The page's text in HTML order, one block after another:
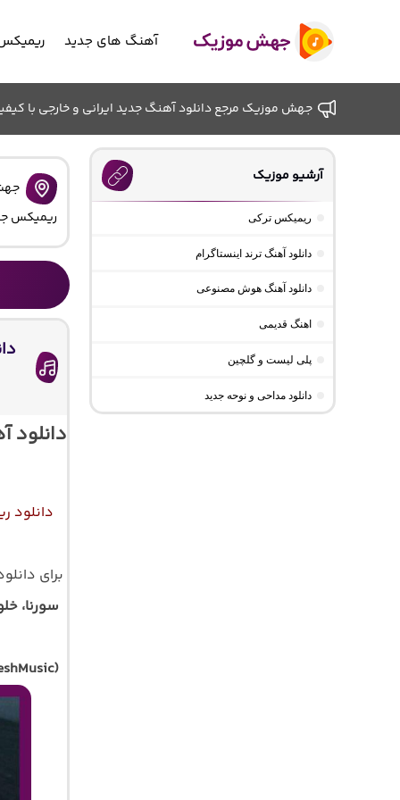
آهنگ های جدید
جهش موزیک مرجع دانلود آهنگ جدید ایرانی و خارجی با
ریمیکس
دانلود
برای
سورنا،
آرشیو موزیک
ریمیکس ترکی
دانلود آهنگ ترند اینستاگرام
دانلود آهنگ هوش مصنوعی
اهنگ قدیمی
پلی لیست و گلچین
دانلود مداحی و نوحه جدید